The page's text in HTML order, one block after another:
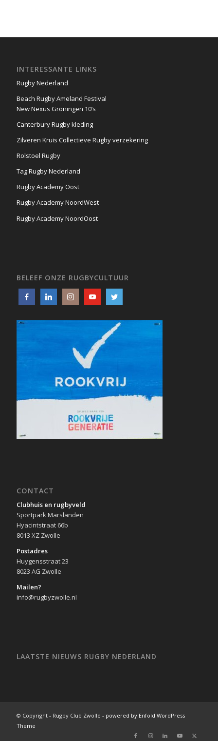
INTERESSANTE LINKS
Rugby Nederland
Beach Rugby Ameland Festival
New Nexus Groningen 10’s
Canterbury Rugby kleding
Zilveren Kruis Collectieve Rugby verzekering
Rolstoel Rugby
Tag Rugby Nederland
Rugby Academy Oost
Rugby Academy NoordWest
Rugby Academy NoordOost
BELEEF ONZE RUGBYCULTUUR
CONTACT
Clubhuis en rugbyveld
Sportpark Marslanden
Hyacintstraat 66b
8013 XZ Zwolle
Postadres
Huygensstraat 23
8023 AG Zwolle
Mailen?
info@rugbyzwolle.nl
LAATSTE NIEUWS RUGBY NEDERLAND
© Copyright - Rugby Club Zwolle - powered by Enfold WordPress
Theme